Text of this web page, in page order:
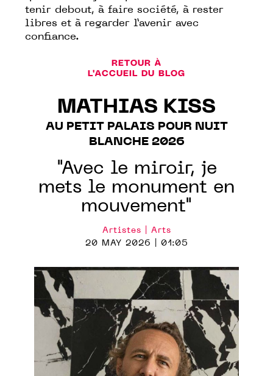
tenir debout, à faire société, à rester
libres et à regarder l’avenir avec
confiance.
RETOUR À
L'ACCUEIL DU BLOG
MATHIAS KISS
AU PETIT PALAIS POUR NUIT
BLANCHE 2026
"Avec le miroir, je
mets le monument en
mouvement"
Artistes | Arts
20 MAY 2026 | 01:05